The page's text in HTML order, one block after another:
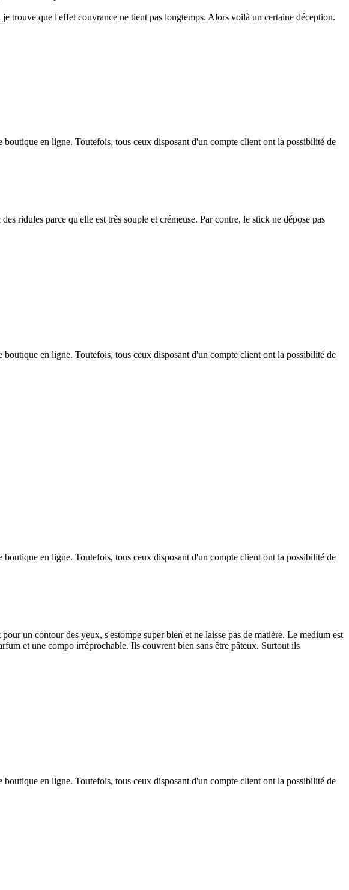
trouve que l'effet couvrance ne tient pas longtemps. Alors voilà un certaine déception.
en ligne. Toutefois, tous ceux disposant d'un compte client ont la possibilité de
ridules parce qu'elle est très souple et crémeuse. Par contre, le stick ne dépose pas
en ligne. Toutefois, tous ceux disposant d'un compte client ont la possibilité de
en ligne. Toutefois, tous ceux disposant d'un compte client ont la possibilité de
un contour des yeux, s'estompe super bien et ne laisse pas de matière. Le medium est
et une compo irréprochable. Ils couvrent bien sans être pâteux. Surtout ils
en ligne. Toutefois, tous ceux disposant d'un compte client ont la possibilité de